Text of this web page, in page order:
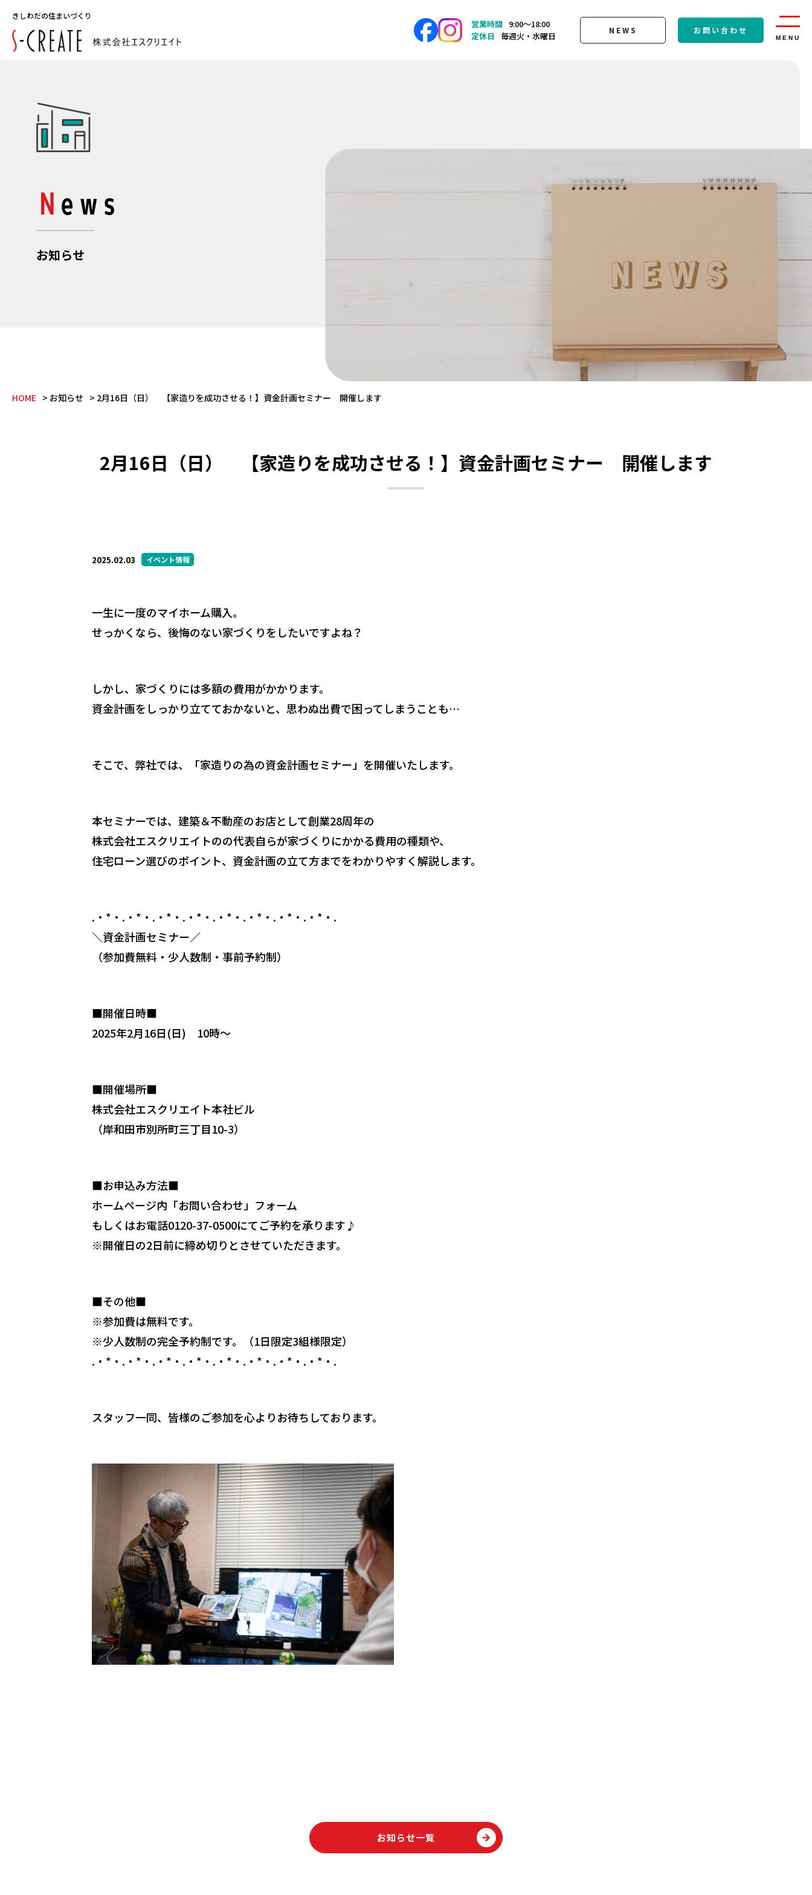
きしわだの住まいづくり
営業時間
9:00〜18:00
定休日
毎週火・水曜日
NEWS お問い合わせ
MENU
News
お知らせ
HOME お知らせ 2月16日（日） 【家造りを成功させる！】資金計画セミナー 開催します
2月16日（日） 【家造りを成功させる！】資金計画セミナー 開催します
2025.02.03 イベント情報
一生に一度のマイホーム購入。
せっかくなら、後悔のない家づくりをしたいですよね？
しかし、家づくりには多額の費用がかかります。
資金計画をしっかり立てておかないと、思わぬ出費で困ってしまうことも…
そこで、弊社では、「家造りの為の資金計画セミナー」を開催いたします。
本セミナーでは、建築＆不動産のお店として創業28周年の
株式会社エスクリエイトのの代表自らが家づくりにかかる費用の種類や、
住宅ローン選びのポイント、資金計画の立て方までをわかりやすく解説します。
.・*・.・*・.・*・.・*・.・*・.・*・.・*・.・*・.
＼資金計画セミナー／
（参加費無料・少人数制・事前予約制）
■開催日時■
2025年2月16日(日) 10時～
■開催場所■
株式会社エスクリエイト本社ビル
（岸和田市別所町三丁目10-3）
■お申込み方法■
ホームページ内「お問い合わせ」フォーム
もしくはお電話0120-37-0500にてご予約を承ります♪
※開催日の2日前に締め切りとさせていただきます。
■その他■
※参加費は無料です。
※少人数制の完全予約制です。（1日限定3組様限定）
.・*・.・*・.・*・.・*・.・*・.・*・.・*・.・*・.
スタッフ一同、皆様のご参加を心よりお待ちしております。
お知らせ一覧